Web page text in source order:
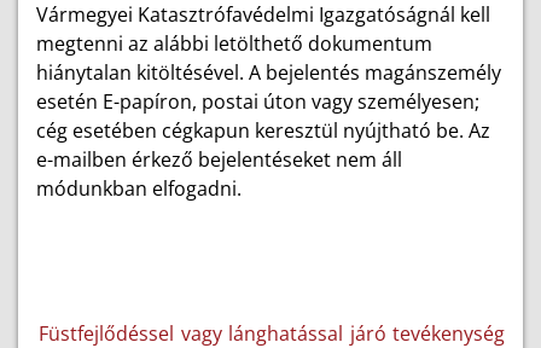
Vármegyei Katasztrófavédelmi Igazgatóságnál kell
megtenni az alábbi letölthető dokumentum
hiánytalan kitöltésével. A bejelentés magánszemély
esetén E-papíron, postai úton vagy személyesen;
cég esetében cégkapun keresztül nyújtható be. Az
e-mailben érkező bejelentéseket nem áll
módunkban elfogadni.
Füstfejlődéssel vagy lánghatással járó tevékenység